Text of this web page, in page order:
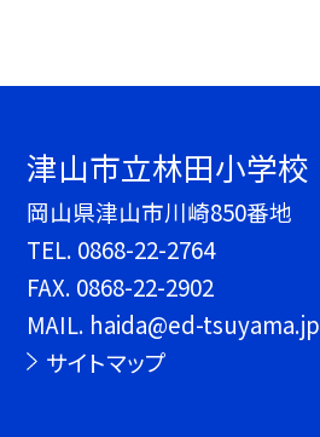
津山市立林田小学校
岡山県津山市川崎850番地
TEL. 0868-22-2764
FAX. 0868-22-2902
MAIL. haida@ed-tsuyama.jp
サイトマップ